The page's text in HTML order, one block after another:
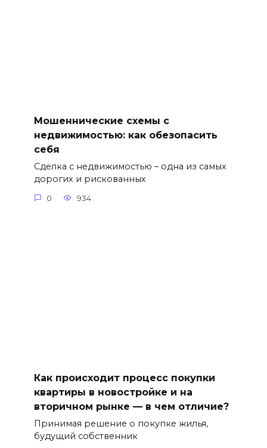
Мошеннические схемы с
недвижимостью: как обезопасить
себя
Сделка с недвижимостью – одна из самых
дорогих и рискованных
0 934
Как происходит процесс покупки
квартиры в новостройке и на
вторичном рынке — в чем отличие?
Принимая решение о покупке жилья,
будущий собственник